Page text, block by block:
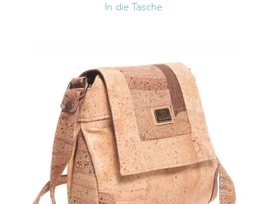
In die Tasche